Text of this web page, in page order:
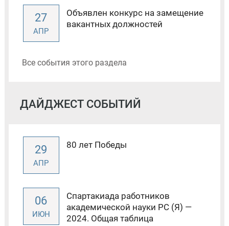
27
АПР
Объявлен конкурс на замещение
вакантных должностей
Все события этого раздела
ДАЙДЖЕСТ СОБЫТИЙ
29
АПР
80 лет Победы
06
ИЮН
Спартакиада работников
академической науки РС (Я) —
2024. Общая таблица